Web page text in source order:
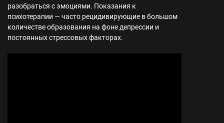
разобраться с эмоциями. Показания к
психотерапии — часто рецидивирующие в большом
количестве образования на фоне депрессии и
постоянных стрессовых факторах.